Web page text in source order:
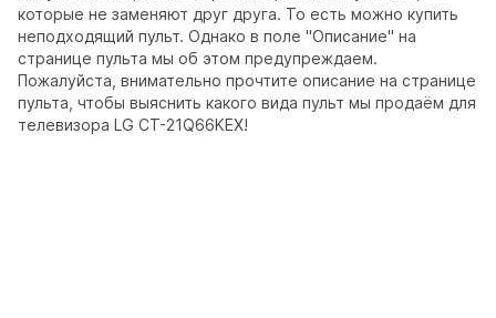
которые не заменяют друг друга. То есть можно купить
неподходящий пульт. Однако в поле "Описание" на
странице пульта мы об этом предупреждаем.
Пожалуйста, внимательно прочтите описание на странице
пульта, чтобы выяснить какого вида пульт мы продаём для
телевизора LG CT-21Q66KEX!